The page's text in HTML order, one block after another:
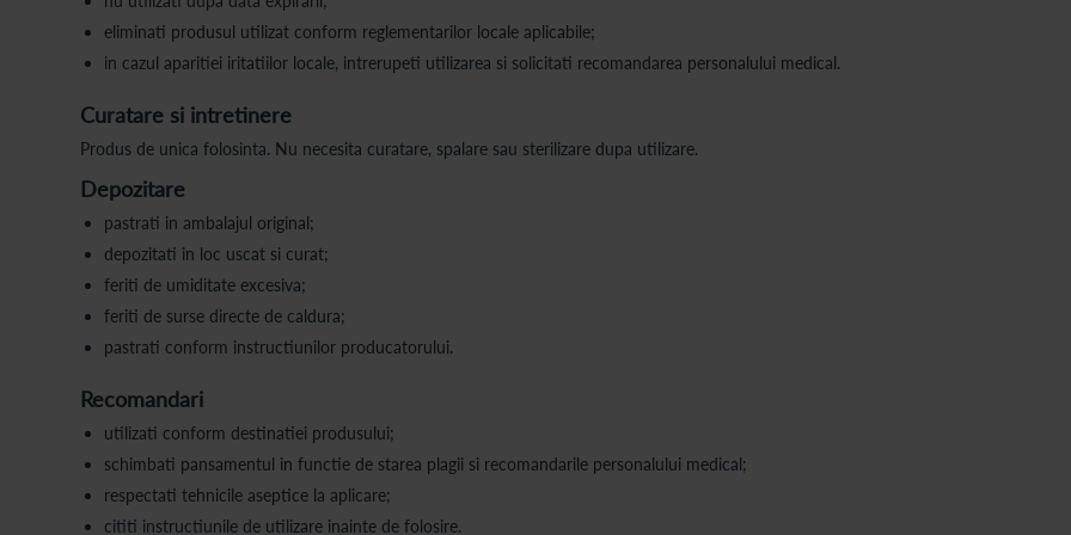
eliminati produsul utilizat conform reglementarilor locale aplicabile;
in cazul aparitiei iritatiilor locale, intrerupeti utilizarea si solicitati recomandarea personalului medical.
Curatare si intretinere
Produs de unica folosinta. Nu necesita curatare, spalare sau sterilizare dupa utilizare.
Depozitare
pastrati in ambalajul original;
depozitati in loc uscat si curat;
feriti de umiditate excesiva;
feriti de surse directe de caldura;
pastrati conform instructiunilor producatorului.
Recomandari
utilizati conform destinatiei produsului;
schimbati pansamentul in functie de starea plagii si recomandarile personalului medical;
respectati tehnicile aseptice la aplicare;
cititi instructiunile de utilizare inainte de folosire.